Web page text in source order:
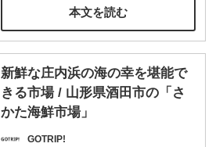
本文を読む
新鮮な庄内浜の海の幸を堪能で
きる市場 / 山形県酒田市の「さ
かた海鮮市場」
GOTRIP!